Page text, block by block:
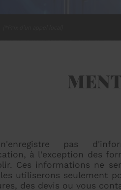
pas
à l'exception des
Ces informations ne
utiliserons seulement
des devis ou vous